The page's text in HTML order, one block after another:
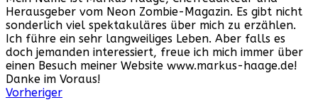
Herausgeber vom Neon Zombie-Magazin. Es gibt nicht
sonderlich viel spektakuläres über mich zu erzählen.
Ich führe ein sehr langweiliges Leben. Aber falls es
doch jemanden interessiert, freue ich mich immer über
einen Besuch meiner Website www.markus-haage.de!
Danke im Voraus!
Webseite
Facebook
Instagram
YouTube
Vorheriger